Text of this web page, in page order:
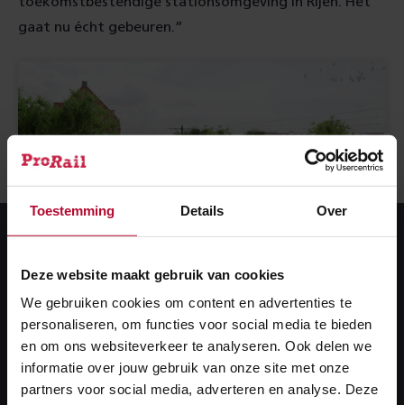
Toestemming Details Over
Deze website maakt gebruik van cookies
We gebruiken cookies om content en advertenties te
personaliseren, om functies voor social media te bieden
en om ons websiteverkeer te analyseren. Ook delen we
informatie over jouw gebruik van onze site met onze
partners voor social media, adverteren en analyse. Deze
gaat nu écht gebeuren.”
Verbetering voor Rijen